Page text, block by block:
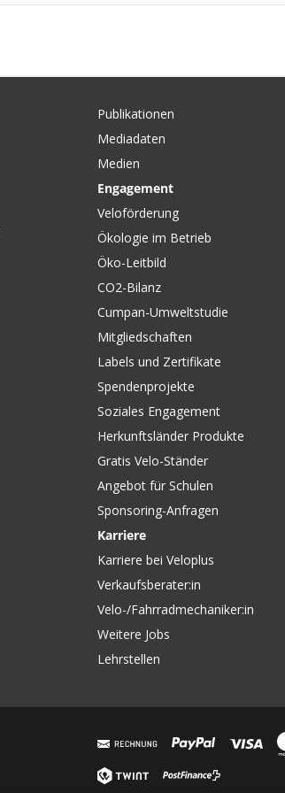
INFANT SLING Babysitz für
Thule von THULE
Publikationen
Mediadaten
Medien
Engagement
Veloförderung
Ökologie im Betrieb
Öko-Leitbild
CO2-Bilanz
Cumpan-Umweltstudie
Mitgliedschaften
Labels und Zertifikate
Spendenprojekte
Soziales Engagement
Herkunftsländer Produkte
Gratis Velo-Ständer
Angebot für Schulen
Sponsoring-Anfragen
Karriere
Karriere bei Veloplus
Verkaufsberater:in
Velo-/Fahrradmechaniker:in
Weitere Jobs
Lehrstellen